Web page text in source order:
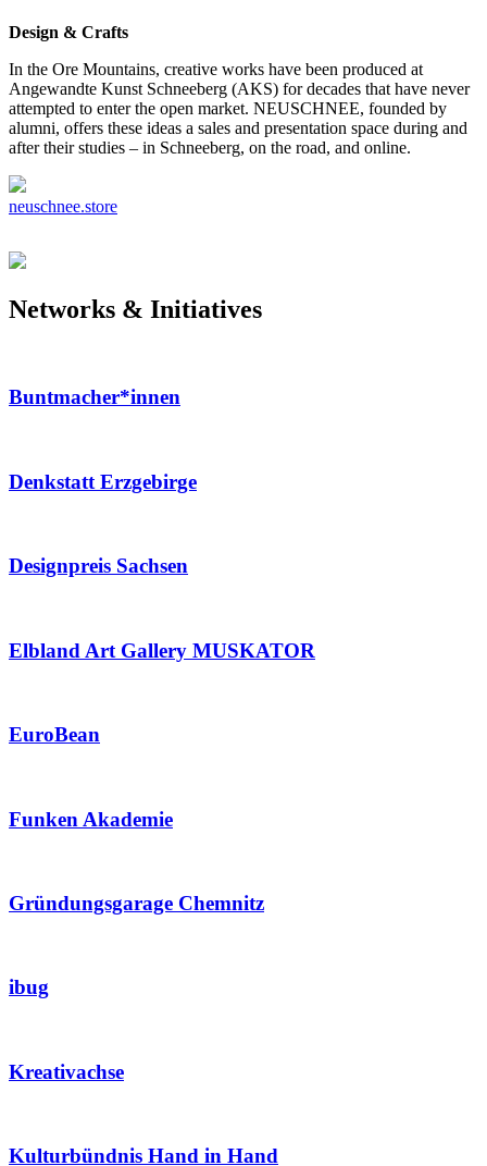
Design & Crafts
In the Ore Mountains, creative works have been produced at
Angewandte Kunst Schneeberg (AKS) for decades that have never
attempted to enter the open market. NEUSCHNEE, founded by
alumni, offers these ideas a sales and presentation space during and
after their studies – in Schneeberg, on the road, and online.
neuschnee.store
Networks & Initiatives
Buntmacher*innen
Denkstatt Erzgebirge
Designpreis Sachsen
Elbland Art Gallery MUSKATOR
EuroBean
Funken Akademie
Gründungsgarage Chemnitz
ibug
Kreativachse
Kulturbündnis Hand in Hand